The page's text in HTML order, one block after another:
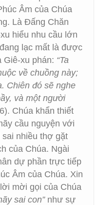
Âm của Chúa
Là Đấng Chăn
hiểu nhu cầu lớn
lạc mất là được
Giê-xu phán: “Ta
về chuồng này;
Chiên đó sẽ nghe
và một người
Chúa khẩn thiết
cầu nguyện với
sai nhiều thợ gặt
của Chúa. Ngài
dự phần trực tiếp
Âm của Chúa. Xin
mời gọi của Chúa
sai con”như sự